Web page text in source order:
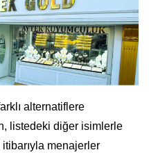
alternatiflere
listedeki diğer isimlerle
menajerler